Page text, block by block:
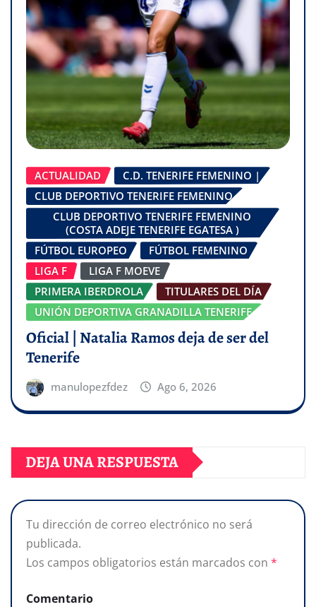
ACTUALIDAD
C.D. TENERIFE FEMENINO |
CLUB DEPORTIVO TENERIFE FEMENINO
CLUB DEPORTIVO TENERIFE FEMENINO
(COSTA ADEJE TENERIFE EGATESA )
FÚTBOL EUROPEO
FÚTBOL FEMENINO
LIGA F
LIGA F MOEVE
PRIMERA IBERDROLA
TITULARES DEL DÍA
UNIÓN DEPORTIVA GRANADILLA TENERIFE
Oficial | Natalia Ramos deja de ser del
Tenerife
manulopezfdez Ago 6, 2026
DEJA UNA RESPUESTA
Tu dirección de correo electrónico no será
publicada.
Los campos obligatorios están marcados con *
Comentario